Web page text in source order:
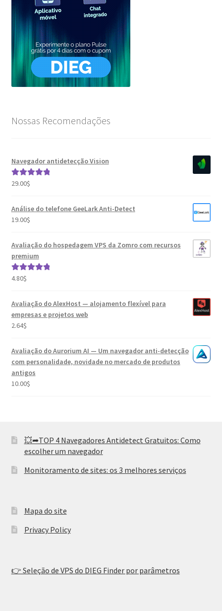
Nossas Recomendações
Navegador antidetecção Vision
Avaliação
29.00$
Análise do telefone GeeLark Anti-Detect
19.00$
Avaliação do hospedagem VPS da Zomro com recursos
premium
Avaliação
4.80$
Avaliação do AlexHost — alojamento flexível para
empresas e projetos web
2.64$
Avaliação do Aurorium AI — Um navegador anti-detecção
com personalidade, novidade no mercado de produtos
antigos
10.00$
💥➦TOP 4 Navegadores Antidetect Gratuitos: Como
escolher um navegador
Monitoramento de sites: os 3 melhores serviços
Mapa do site
Privacy Policy
👉 Seleção de VPS do DIEG Finder por parâmetros